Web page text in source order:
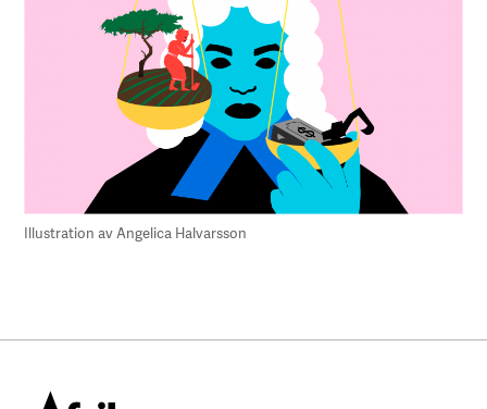
Illustration av Angelica Halvarsson